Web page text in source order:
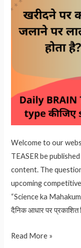
Welcome to our
TEASER be
content. The
upcoming competitive
“Science ka
दैनिक आधार पर प्रकाशित
BRAIN
Read More »